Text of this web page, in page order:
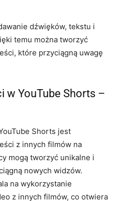
dźwięków, tekstu i
temu można tworzyć
które przyciągną uwagę
w YouTube Shorts –
Shorts jest
z innych filmów na
mogą tworzyć unikalne i
nowych widzów.
na wykorzystanie
z innych filmów, co otwiera